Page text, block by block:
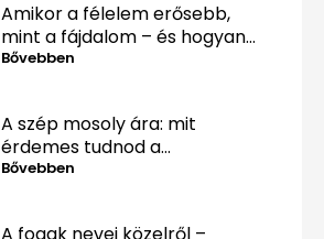
Amikor a félelem erősebb,
mint a fájdalom – és hogyan
lehet mégis túllépni rajta
Bővebben
A szép mosoly ára: mit
érdemes tudnod a
fogpótlásról, mielőtt döntesz?
Bővebben